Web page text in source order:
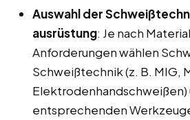
Auswahl der
ausrüstung: Je nach
Anforderungen wählen
Schweißtechnik (z. B. MIG,
Elektrodenhandschweißen)
entsprechenden